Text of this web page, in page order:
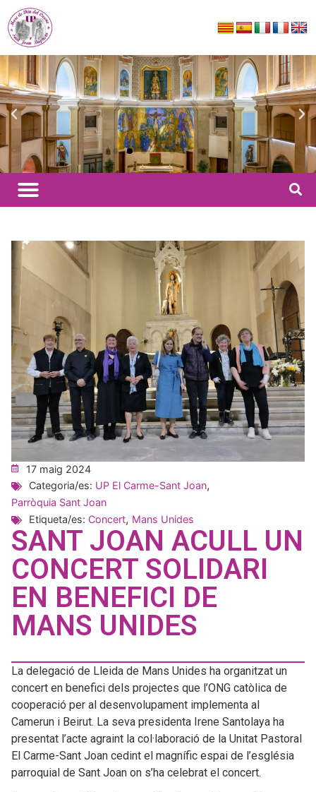
17 maig 2024
Categoria/es: UP El Carme-Sant Joan,
Parròquia Sant Joan
Etiqueta/es: Concert, Mans Unides
SANT JOAN ACULL UN
CONCERT SOLIDARI
EN BENEFICI DE
MANS UNIDES
La delegació de Lleida de Mans Unides ha organitzat un
concert en benefici dels projectes que l’ONG catòlica de
cooperació per al desenvolupament implementa al
Camerun i Beirut. La seva presidenta Irene Santolaya ha
presentat l’acte agraint la col·laboració de la Unitat Pastoral
El Carme-Sant Joan cedint el magnífic espai de l’església
parroquial de Sant Joan on s’ha celebrat el concert.